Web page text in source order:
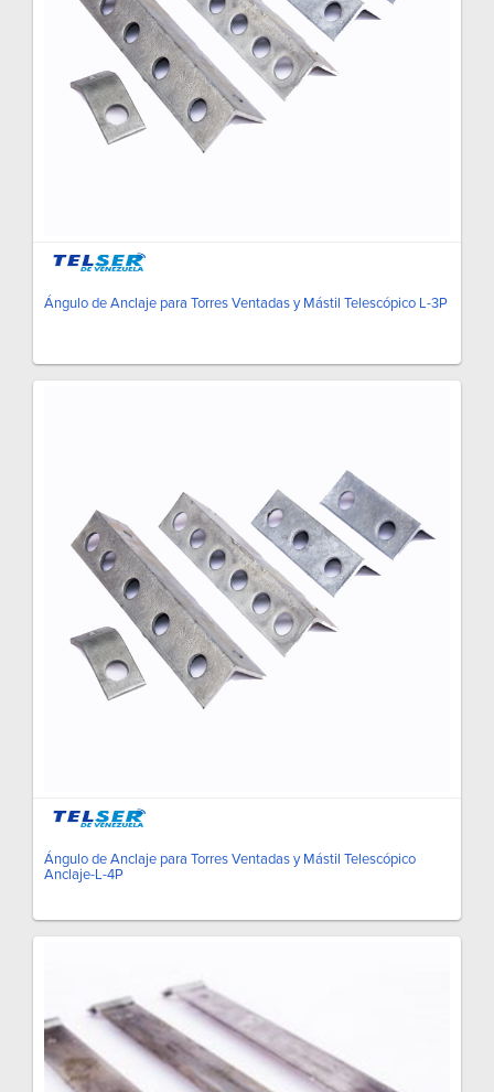
Ángulo de Anclaje para Torres Ventadas y Mástil Telescópico L-3P
Ángulo de Anclaje para Torres Ventadas y Mástil Telescópico
Anclaje-L-4P